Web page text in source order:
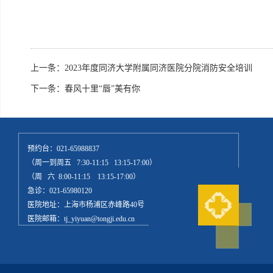
上一条： 2023年度同济大学附属同济医院分院消防安全培训
下一条： 春风十里“唇”美有你
预约台：021-65988837
（周一到周五 7:30-11:15 13:15-17:00）
（周 六 8:00-11:15 13:15-17:00）
急诊：021-65980120
医院地址：上海市杨浦区赤峰路40号
医院邮箱：tj_yiyuan@tongji.edu.cn